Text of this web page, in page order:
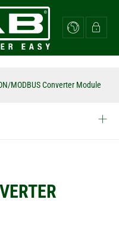
MODBUS Converter Module